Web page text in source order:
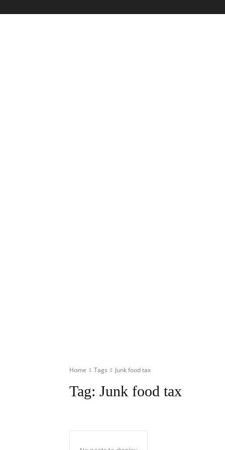
Home Tags Junk food tax
Tag: Junk food tax